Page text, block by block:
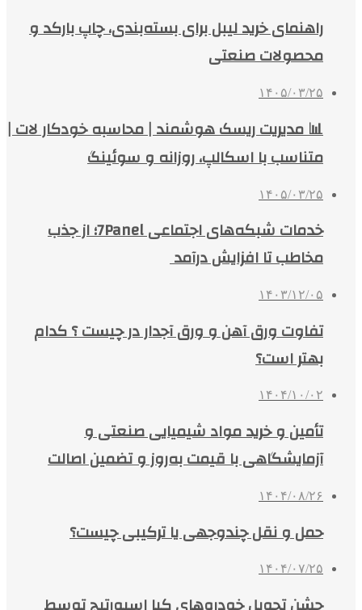
راهنمای خرید لیبل برای بسته‌بندی، چاپ بارکد و
محصولات صنعتی
۱۴۰۵/۰۳/۲۵
📊 مدیریت ریسک هوشمند | محاسبه خودکار لات |
متناسب با اسکالپ، روزانه و سوئینگ
۱۴۰۵/۰۳/۲۵
خدمات شبکه‌های اجتماعی 7Panel؛ از جذب
مخاطب تا افزایش درآمد
۱۴۰۳/۱۲/۰۵
تفاوت ورق آهن و ورق آجدار در چیست ؟ کدام
بهتر است؟
۱۴۰۴/۱۰/۰۲
تأمین و خرید مواد شیمیایی صنعتی و
آزمایشگاهی با قیمت به‌روز و تضمین اصالت
۱۴۰۴/۰۸/۲۶
حمل و نقل چندوجهی یا ترکیبی چیست؟
۱۴۰۴/۰۷/۲۵